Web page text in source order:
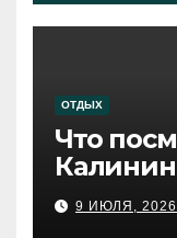
ОТДЫХ
Что
9 ИЮЛЯ, 2026